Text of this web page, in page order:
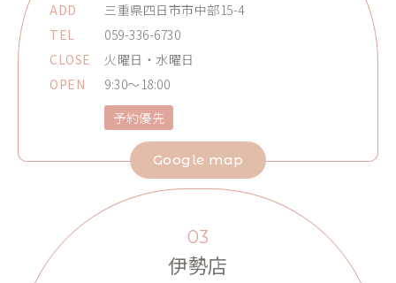
ADD
三重県四日市市中部15-4
TEL
059-336-6730
CLOSE
火曜日・水曜日
OPEN
9:30～18:00
予約優先
Google map
03
伊勢店